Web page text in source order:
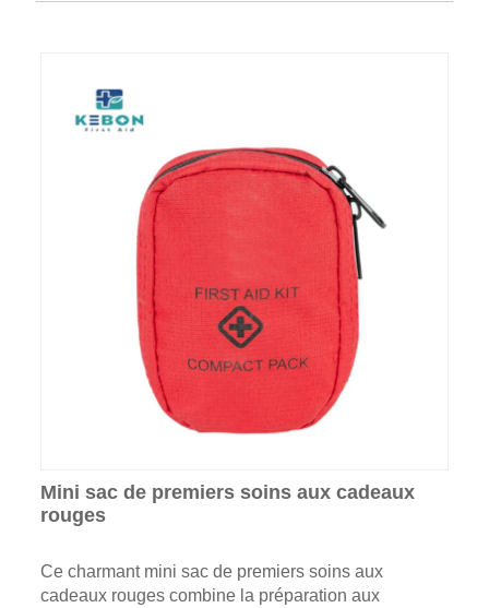
Mini sac de premiers soins aux cadeaux
rouges
Ce charmant mini sac de premiers soins aux
cadeaux rouges combine la préparation aux